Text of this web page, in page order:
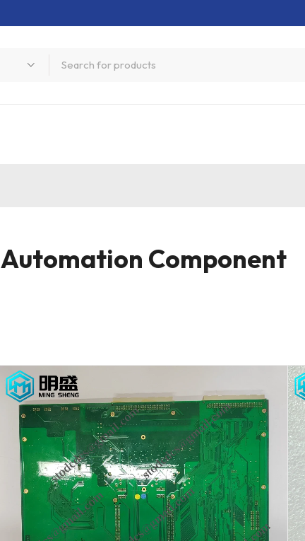
Automation Component